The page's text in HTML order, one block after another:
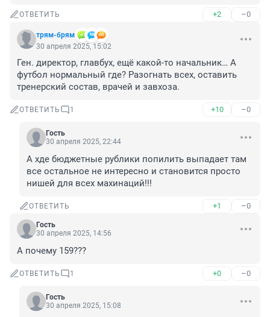
ОТВЕТИТЬ +2 –0
трям-брям
30 апреля 2025, 15:02
Ген. директор, главбух, ещё какой-то начальник… А
футбол нормальный где? Разогнать всех, оставить
тренерский состав, врачей и завхоза.
ОТВЕТИТЬ 1 +10 –0
Гость
30 апреля 2025, 22:44
А хде бюджетные рублики попилить выпадает там
все остальное не интересно и становится просто
нишей для всех махинаций!!!
ОТВЕТИТЬ +1 –0
Гость
30 апреля 2025, 14:56
А почему 159???
ОТВЕТИТЬ 1 +0 –0
Гость
30 апреля 2025, 15:08